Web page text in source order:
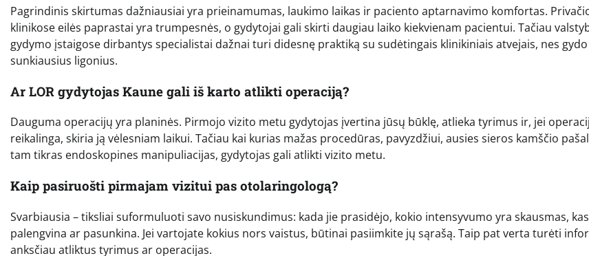
Pagrindinis skirtumas dažniausiai yra prieinamumas, laukimo laikas ir paciento aptarnavimo komfortas.
klinikose eilės paprastai yra trumpesnės, o gydytojai gali skirti daugiau laiko kiekvienam pacientui. Tačiau
gydymo įstaigose dirbantys specialistai dažnai turi didesnę praktiką su sudėtingais klinikiniais atvejais, nes gydo
sunkiausius ligonius.
Ar LOR gydytojas Kaune gali iš karto atlikti operaciją?
Dauguma operacijų yra planinės. Pirmojo vizito metu gydytojas įvertina jūsų būklę, atlieka tyrimus ir, jei
reikalinga, skiria ją vėlesniam laikui. Tačiau kai kurias mažas procedūras, pavyzdžiui, ausies sieros kamščio
tam tikras endoskopines manipuliacijas, gydytojas gali atlikti vizito metu.
Kaip pasiruošti pirmajam vizitui pas otolaringologą?
Svarbiausia – tiksliai suformuluoti savo nusiskundimus: kada jie prasidėjo, kokio intensyvumo yra skausmas,
palengvina ar pasunkina. Jei vartojate kokius nors vaistus, būtinai pasiimkite jų sąrašą. Taip pat verta turėti
anksčiau atliktus tyrimus ar operacijas.